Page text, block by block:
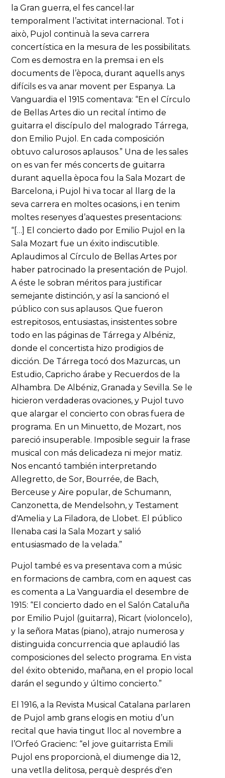
la Gran guerra, el fes cancel·lar
temporalment l’activitat internacional. Tot i
això, Pujol continuà la seva carrera
concertística en la mesura de les possibilitats.
Com es demostra en la premsa i en els
documents de l’època, durant aquells anys
difícils es va anar movent per Espanya. La
Vanguardia el 1915 comentava: “En el Círculo
de Bellas Artes dio un recital íntimo de
guitarra el discípulo del malogrado Tárrega,
don Emilio Pujol. En cada composición
obtuvo calurosos aplausos.” Una de les sales
on es van fer més concerts de guitarra
durant aquella època fou la Sala Mozart de
Barcelona, i Pujol hi va tocar al llarg de la
seva carrera en moltes ocasions, i en tenim
moltes resenyes d’aquestes presentacions:
“[…] El concierto dado por Emilio Pujol en la
Sala Mozart fue un éxito indiscutible.
Aplaudimos al Círculo de Bellas Artes por
haber patrocinado la presentación de Pujol.
A éste le sobran méritos para justificar
semejante distinción, y así la sancionó el
público con sus aplausos. Que fueron
estrepitosos, entusiastas, insistentes sobre
todo en las páginas de Tárrega y Albéniz,
donde el concertista hizo prodigios de
dicción. De Tárrega tocó dos Mazurcas, un
Estudio, Capricho árabe y Recuerdos de la
Alhambra. De Albéniz, Granada y Sevilla. Se le
hicieron verdaderas ovaciones, y Pujol tuvo
que alargar el concierto con obras fuera de
programa. En un Minuetto, de Mozart, nos
pareció insuperable. Imposible seguir la frase
musical con más delicadeza ni mejor matiz.
Nos encantó también interpretando
Allegretto, de Sor, Bourrée, de Bach,
Berceuse y Aire popular, de Schumann,
Canzonetta, de Mendelsohn, y Testament
d'Amelia y La Filadora, de Llobet. El público
llenaba casi la Sala Mozart y salió
entusiasmado de la velada.”
Pujol també es va presentava com a músic
en formacions de cambra, com en aquest cas
es comenta a La Vanguardia el desembre de
1915: “El concierto dado en el Salón Cataluña
por Emilio Pujol (guitarra), Ricart (violoncelo),
y la señora Matas (piano), atrajo numerosa y
distinguida concurrencia que aplaudió las
composiciones del selecto programa. En vista
del éxito obtenido, mañana, en el propio local
darán el segundo y último concierto.”
El 1916, a la Revista Musical Catalana parlaren
de Pujol amb grans elogis en motiu d’un
recital que havia tingut lloc al novembre a
l’Orfeó Gracienc: “el jove guitarrista Emili
Pujol ens proporcionà, el diumenge dia 12,
una vetlla delitosa, perquè després d'en